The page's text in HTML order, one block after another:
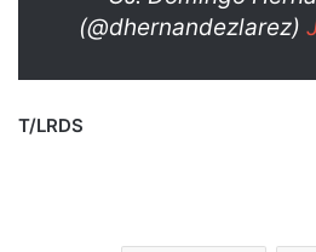
(@dhernandezlarez)
T/LRDS